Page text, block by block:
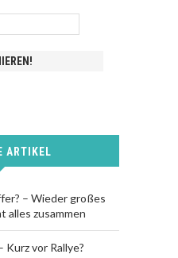
ARTIKEL
– Wieder großes
alles zusammen
vor Rallye?